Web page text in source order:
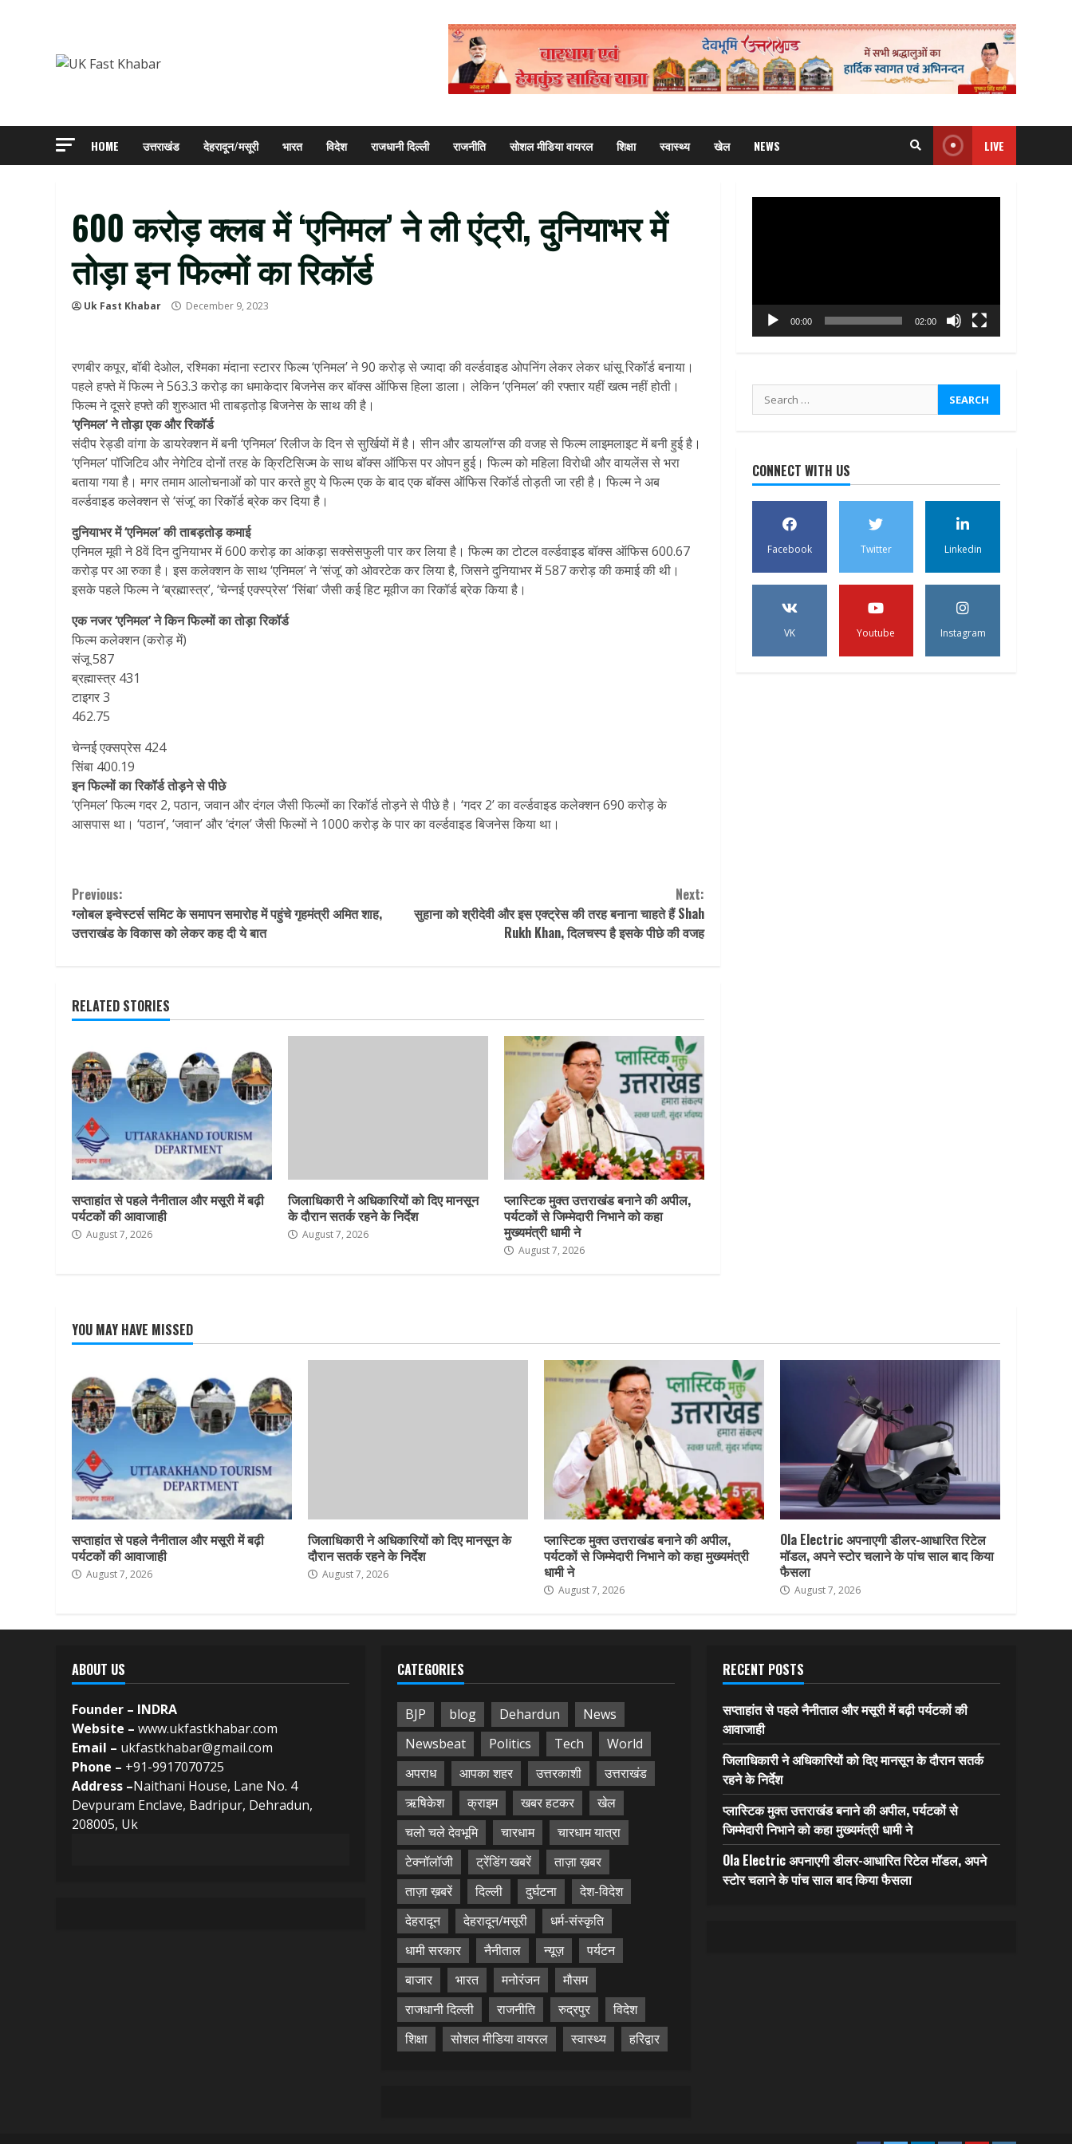
HOME उत्तराखंड देहरादून/मसूरी भारत विदेश राजधानी दिल्ली राजनीति सोशल मीडिया वायरल शिक्षा स्वास्थ्य खेल NEWS LIVE
600 करोड़ क्लब में ‘एनिमल’ ने ली एंट्री, दुनियाभर में
तोड़ा इन फिल्मों का रिकॉर्ड
Uk Fast Khabar December 9, 2023
रणबीर कपूर, बॉबी देओल, रश्मिका मंदाना स्टारर फिल्म ‘एनिमल’ ने 90 करोड़ से ज्यादा की वर्ल्डवाइड ओपनिंग लेकर लेकर धांसू रिकॉर्ड बनाया।
पहले हफ्ते में फिल्म ने 563.3 करोड़ का धमाकेदार बिजनेस कर बॉक्स ऑफिस हिला डाला। लेकिन ‘एनिमल’ की रफ्तार यहीं खत्म नहीं होती।
फिल्म ने दूसरे हफ्ते की शुरुआत भी ताबड़तोड़ बिजनेस के साथ की है।
‘एनिमल’ ने तोड़ा एक और रिकॉर्ड
संदीप रेड्डी वांगा के डायरेक्शन में बनी ‘एनिमल’ रिलीज के दिन से सुर्खियों में है। सीन और डायलॉग्स की वजह से फिल्म लाइमलाइट में बनी हुई है।
‘एनिमल’ पॉजिटिव और नेगेटिव दोनों तरह के क्रिटिसिज्म के साथ बॉक्स ऑफिस पर ओपन हुई। फिल्म को महिला विरोधी और वायलेंस से भरा
बताया गया है। मगर तमाम आलोचनाओं को पार करते हुए ये फिल्म एक के बाद एक बॉक्स ऑफिस रिकॉर्ड तोड़ती जा रही है। फिल्म ने अब
वर्ल्डवाइड कलेक्शन से ‘संजू’ का रिकॉर्ड ब्रेक कर दिया है।
दुनियाभर में ‘एनिमल’ की ताबड़तोड़ कमाई
एनिमल मूवी ने 8वें दिन दुनियाभर में 600 करोड़ का आंकड़ा सक्सेसफुली पार कर लिया है। फिल्म का टोटल वर्ल्डवाइड बॉक्स ऑफिस 600.67
करोड़ पर आ रुका है। इस कलेक्शन के साथ ‘एनिमल’ ने ‘संजू’ को ओवरटेक कर लिया है, जिसने दुनियाभर में 587 करोड़ की कमाई की थी।
इसके पहले फिल्म ने ‘ब्रह्मास्त्र’, ‘चेन्नई एक्स्प्रेस’ ‘सिंबा’ जैसी कई हिट मूवीज का रिकॉर्ड ब्रेक किया है।
एक नजर ‘एनिमल’ ने किन फिल्मों का तोड़ा रिकॉर्ड
फिल्म कलेक्शन (करोड़ में)
संजू 587
ब्रह्मास्त्र 431
टाइगर 3
462.75
चेन्नई एक्सप्रेस 424
सिंबा 400.19
इन फिल्मों का रिकॉर्ड तोड़ने से पीछे
‘एनिमल’ फिल्म गदर 2, पठान, जवान और दंगल जैसी फिल्मों का रिकॉर्ड तोड़ने से पीछे है। ‘गदर 2’ का वर्ल्डवाइड कलेक्शन 690 करोड़ के
आसपास था। ‘पठान’, ‘जवान’ और ‘दंगल’ जैसी फिल्मों ने 1000 करोड़ के पार का वर्ल्डवाइड बिजनेस किया था।
Continue
Reading
Previous:
ग्लोबल इन्वेस्टर्स समिट के समापन समारोह में पहुंचे गृहमंत्री अमित शाह,
उत्तराखंड के विकास को लेकर कह दी ये बात
Next:
सुहाना को श्रीदेवी और इस एक्ट्रेस की तरह बनाना चाहते हैं Shah
Rukh Khan, दिलचस्प है इसके पीछे की वजह
RELATED STORIES
सप्ताहांत से पहले नैनीताल और मसूरी में बढ़ी
पर्यटकों की आवाजाही
August 7, 2026
जिलाधिकारी ने अधिकारियों को दिए मानसून
के दौरान सतर्क रहने के निर्देश
August 7, 2026
प्लास्टिक मुक्त उत्तराखंड बनाने की अपील,
पर्यटकों से जिम्मेदारी निभाने को कहा
मुख्यमंत्री धामी ने
August 7, 2026
00:00 02:00
Search
for:
CONNECT WITH US
Facebook Twitter Linkedin
VK Youtube Instagram
YOU MAY HAVE MISSED
सप्ताहांत से पहले नैनीताल और मसूरी में बढ़ी
पर्यटकों की आवाजाही
August 7, 2026
जिलाधिकारी ने अधिकारियों को दिए मानसून के
दौरान सतर्क रहने के निर्देश
August 7, 2026
प्लास्टिक मुक्त उत्तराखंड बनाने की अपील,
पर्यटकों से जिम्मेदारी निभाने को कहा मुख्यमंत्री
धामी ने
August 7, 2026
Ola Electric अपनाएगी डीलर-आधारित रिटेल
मॉडल, अपने स्टोर चलाने के पांच साल बाद किया
फैसला
August 7, 2026
ABOUT US
Founder – INDRA
Website – www.ukfastkhabar.com
Email – ukfastkhabar@gmail.com
Phone – +91-9917070725
Address –Naithani House, Lane No. 4
Devpuram Enclave, Badripur, Dehradun,
208005, Uk
CATEGORIES
BJP blog Dehardun
News
Newsbeat
Politics Tech
World
अपराध
आपका शहर उत्तरकाशी
उत्तराखंड
ऋषिकेश
क्राइम खबर हटकर
खेल
चलो चले देवभूमि
चारधाम
चारधाम यात्रा
टेक्नॉलॉजी
ट्रेंडिंग खबरें
ताज़ा ख़बर
ताज़ा ख़बरें
दिल्ली दुर्घटना
देश-विदेश
देहरादून
देहरादून/मसूरी
धर्म-संस्कृति
धामी सरकार
नैनीताल न्यूज़
पर्यटन
बाजार
भारत मनोरंजन
मौसम
राजधानी दिल्ली
राजनीति रुद्रपुर
विदेश
शिक्षा
सोशल मीडिया वायरल स्वास्थ्य हरिद्वार
RECENT POSTS
सप्ताहांत से पहले नैनीताल और मसूरी में बढ़ी पर्यटकों की
आवाजाही
जिलाधिकारी ने अधिकारियों को दिए मानसून के दौरान सतर्क
रहने के निर्देश
प्लास्टिक मुक्त उत्तराखंड बनाने की अपील, पर्यटकों से
जिम्मेदारी निभाने को कहा मुख्यमंत्री धामी ने
Ola Electric अपनाएगी डीलर-आधारित रिटेल मॉडल, अपने
स्टोर चलाने के पांच साल बाद किया फैसला